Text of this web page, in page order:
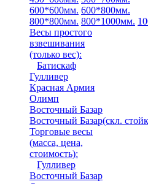
600*600мм. 600*800мм.
800*800мм. 800*1000мм.
Весы простого
взвешивания
(только вес):
Батискаф
Гулливер
Красная Армия
Олимп
Восточный Базар
Восточный Базар(скл.
Торговые весы
(масса, цена,
стоимость):
Гулливер
Восточный Базар